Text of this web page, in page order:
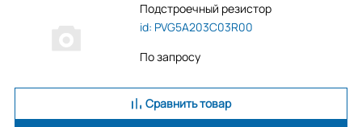
Подстроечный резистор
id: PVG5A203C03R00
По запросу
Сравнить товар